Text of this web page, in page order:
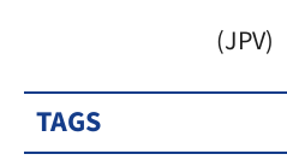
(JPV)
TAGS